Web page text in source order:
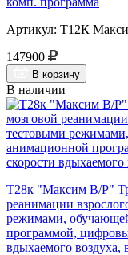
Артикул: Т12К
147900
В корзину
В наличии
Т28к "Максим В/Р"
реанимации
режимами,
программой,
вдыхаемого воздуха,